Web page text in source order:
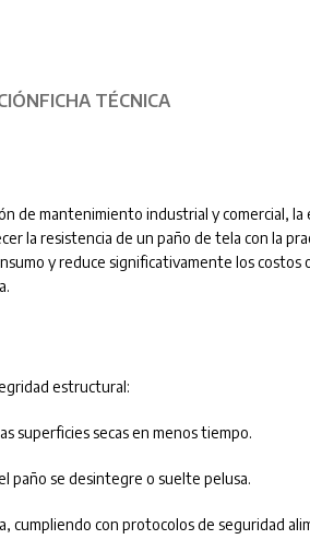
FICHA TÉCNICA
de mantenimiento industrial y comercial, la
la resistencia de un paño de tela con la
y reduce significativamente los
estructural:
superficies secas en menos tiempo.
paño se desintegre o suelte pelusa.
cumpliendo con protocolos de seguridad